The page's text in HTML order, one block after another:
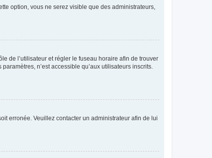
option, vous ne serez visible que des administrateurs,
de l’utilisateur et régler le fuseau horaire afin de trouver
n’est accessible qu’aux utilisateurs inscrits.
erronée. Veuillez contacter un administrateur afin de lui